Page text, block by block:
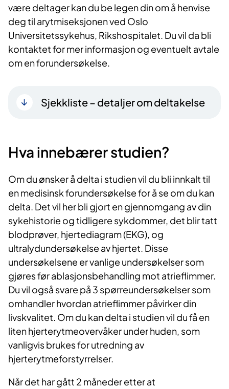
være deltager kan du be legen din om å henvise
deg til arytmiseksjonen ved Oslo
Universitetssykehus, Rikshospitalet. Du vil da bli
kontaktet for mer informasjon og eventuelt avtale
om en forundersøkelse.
Sjekkliste – detaljer om deltakelse
Hva innebærer studien?
Om du ønsker å delta i studien vil du bli innkalt til
en medisinsk forundersøkelse for å se om du kan
delta. Det vil her bli gjort en gjennomgang av din
sykehistorie og tidligere sykdommer, det blir tatt
blodprøver, hjertediagram (EKG), og
ultralydundersøkelse av hjertet. Disse
undersøkelsene er vanlige undersøkelser som
gjøres før ablasjonsbehandling mot atrieflimmer.
Du vil også svare på 3 spørreundersøkelser som
omhandler hvordan atrieflimmer påvirker din
livskvalitet. Om du kan delta i studien vil du få en
liten hjerterytmeovervåker under huden, som
vanligvis brukes for utredning av
hjerterytmeforstyrrelser.
Når det har gått 2 måneder etter at